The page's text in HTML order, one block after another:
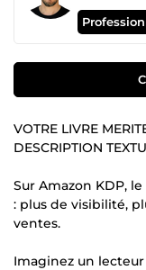
VOTRE LIVRE
DESCRIPTION
Sur Amazon KDP,
: plus de visibilité,
ventes.
Imaginez un